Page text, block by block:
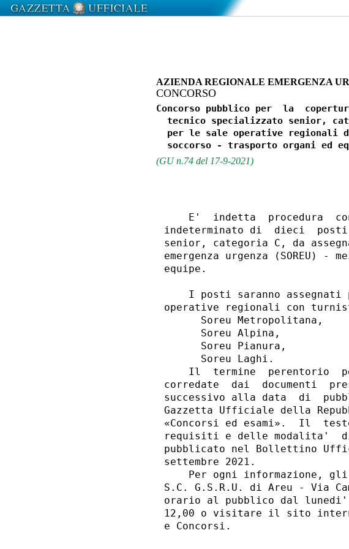
AZIENDA REGIONALE EMERGENZA
CONCORSO
Concorso pubblico per  la
tecnico specializzato senior,
per le sale operative regionali
(GU n.74 del 17-9-2021)
E'  indetta  procedura
indeterminato di  dieci
senior, categoria C, da
emergenza urgenza (SOREU)
equipe.
I posti saranno assegnati
operative regionali con
      Soreu Metropolitana,
      Soreu Alpina,
      Soreu Pianura,
      Soreu Laghi.
Il  termine  perentorio
corredate  dai  documenti
successivo alla data  di
Gazzetta Ufficiale della
«Concorsi ed esami».  Il
requisiti e delle modalita'
pubblicato nel Bollettino
settembre 2021.
Per ogni informazione,
S.C. G.S.R.U. di Areu - Via
orario al pubblico dal
12,00 o visitare il sito
e Concorsi.